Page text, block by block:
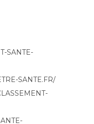
SANTE-
SANTE.FR/